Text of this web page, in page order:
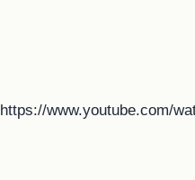
https://www.youtube.com/